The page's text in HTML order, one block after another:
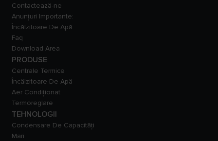
Contactează-ne
Anunțuri Importante:
Încălzitoare De Apă
Faq
Download Area
PRODUSE
Centrale Termice
Încălzitoare De Apă
Aer Condiționat
Termoreglare
TEHNOLOGII
Condensare De Capacităţi
Mari